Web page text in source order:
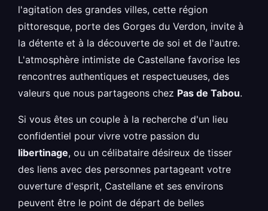
l'agitation des grandes villes, cette région
pittoresque, porte des Gorges du Verdon, invite à
la détente et à la découverte de soi et de l'autre.
L'atmosphère intimiste de Castellane favorise les
rencontres authentiques et respectueuses, des
valeurs que nous partageons chez Pas de Tabou.
Si vous êtes un couple à la recherche d'un lieu
confidentiel pour vivre votre passion du
libertinage, ou un célibataire désireux de tisser
des liens avec des personnes partageant votre
ouverture d'esprit, Castellane et ses environs
peuvent être le point de départ de belles